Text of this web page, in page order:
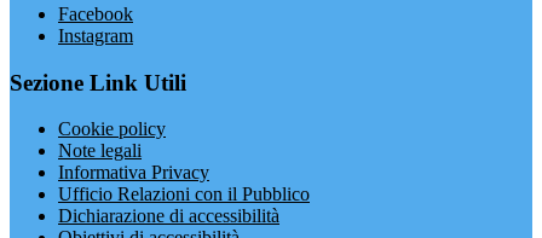
Facebook
Instagram
Sezione Link Utili
Cookie policy
Note legali
Informativa Privacy
Ufficio Relazioni con il Pubblico
Dichiarazione di accessibilità